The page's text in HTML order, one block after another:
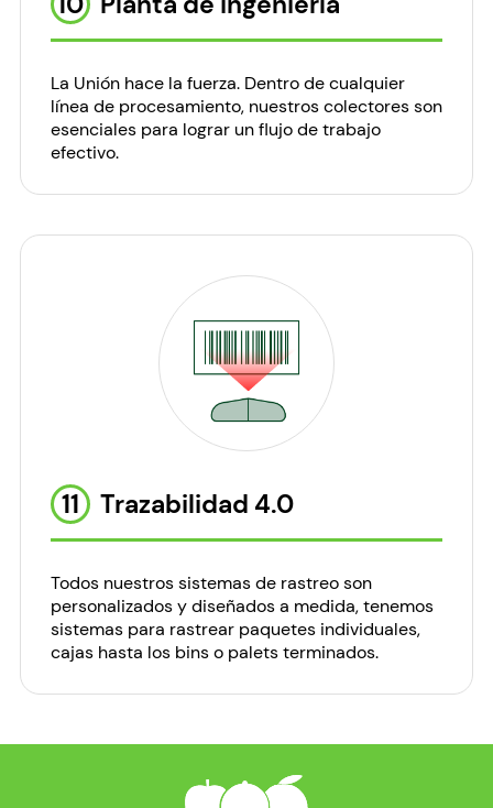
La Unión hace la fuerza. Dentro de cualquier
línea de procesamiento, nuestros colectores son
esenciales para lograr un flujo de trabajo
efectivo.
11 Trazabilidad 4.0
Todos nuestros sistemas de rastreo son
personalizados y diseñados a medida, tenemos
sistemas para rastrear paquetes individuales,
cajas hasta los bins o palets terminados.